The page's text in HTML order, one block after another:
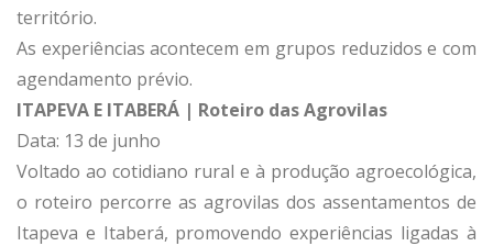
território.
As experiências acontecem em grupos reduzidos e com
agendamento prévio.
ITAPEVA E ITABERÁ | Roteiro das Agrovilas
Data: 13 de junho
Voltado ao cotidiano rural e à produção agroecológica,
o roteiro percorre as agrovilas dos assentamentos de
Itapeva e Itaberá, promovendo experiências ligadas à